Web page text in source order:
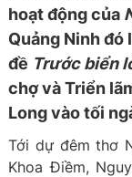
hoạt động của
Quảng Ninh đó
đề Trước biển
chợ và Triển
Long vào tối
Tới dự đêm thơ
Khoa Điềm,